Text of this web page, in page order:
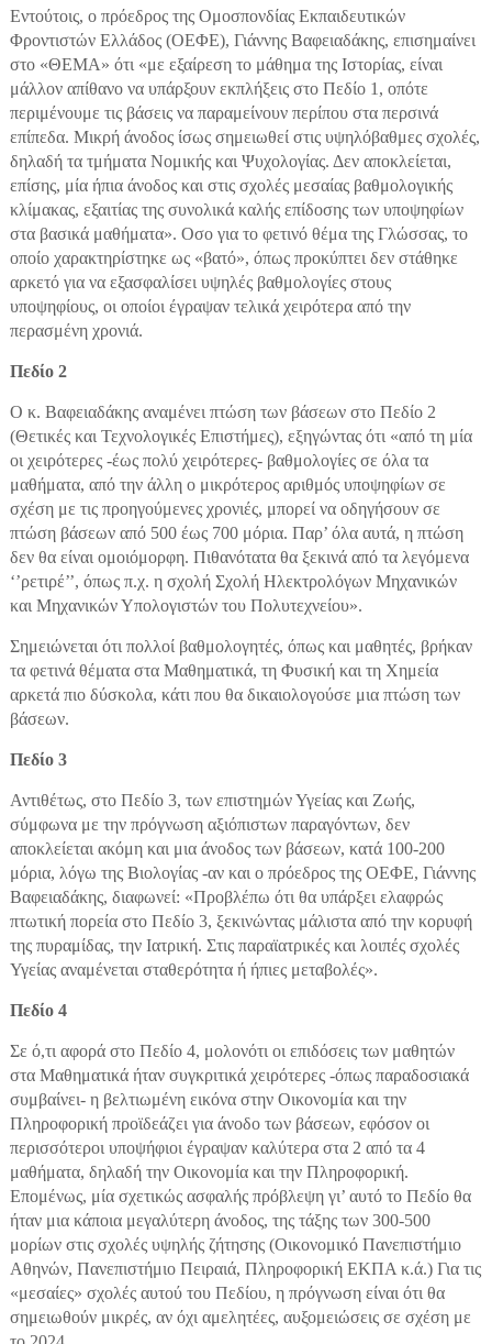
Εντούτοις, ο πρόεδρος της Ομοσπονδίας Εκπαιδευτικών
Φροντιστών Ελλάδος (ΟΕΦΕ), Γιάννης Βαφειαδάκης, επισημαίνει
στο «ΘΕΜΑ» ότι «με εξαίρεση το μάθημα της Ιστορίας, είναι
μάλλον απίθανο να υπάρξουν εκπλήξεις στο Πεδίο 1, οπότε
περιμένουμε τις βάσεις να παραμείνουν περίπου στα περσινά
επίπεδα. Μικρή άνοδος ίσως σημειωθεί στις υψηλόβαθμες σχολές,
δηλαδή τα τμήματα Νομικής και Ψυχολογίας. Δεν αποκλείεται,
επίσης, μία ήπια άνοδος και στις σχολές μεσαίας βαθμολογικής
κλίμακας, εξαιτίας της συνολικά καλής επίδοσης των υποψηφίων
στα βασικά μαθήματα». Οσο για το φετινό θέμα της Γλώσσας, το
οποίο χαρακτηρίστηκε ως «βατό», όπως προκύπτει δεν στάθηκε
αρκετό για να εξασφαλίσει υψηλές βαθμολογίες στους
υποψηφίους, οι οποίοι έγραψαν τελικά χειρότερα από την
περασμένη χρονιά.
Πεδίο 2
Ο κ. Βαφειαδάκης αναμένει πτώση των βάσεων στο Πεδίο 2
(Θετικές και Τεχνολογικές Επιστήμες), εξηγώντας ότι «από τη μία
οι χειρότερες -έως πολύ χειρότερες- βαθμολογίες σε όλα τα
μαθήματα, από την άλλη ο μικρότερος αριθμός υποψηφίων σε
σχέση με τις προηγούμενες χρονιές, μπορεί να οδηγήσουν σε
πτώση βάσεων από 500 έως 700 μόρια. Παρ’ όλα αυτά, η πτώση
δεν θα είναι ομοιόμορφη. Πιθανότατα θα ξεκινά από τα λεγόμενα
‘’ρετιρέ’’, όπως π.χ. η σχολή Σχολή Ηλεκτρολόγων Μηχανικών
και Μηχανικών Υπολογιστών του Πολυτεχνείου».
Σημειώνεται ότι πολλοί βαθμολογητές, όπως και μαθητές, βρήκαν
τα φετινά θέματα στα Μαθηματικά, τη Φυσική και τη Χημεία
αρκετά πιο δύσκολα, κάτι που θα δικαιολογούσε μια πτώση των
βάσεων.
Πεδίο 3
Αντιθέτως, στο Πεδίο 3, των επιστημών Υγείας και Ζωής,
σύμφωνα με την πρόγνωση αξιόπιστων παραγόντων, δεν
αποκλείεται ακόμη και μια άνοδος των βάσεων, κατά 100-200
μόρια, λόγω της Βιολογίας -αν και ο πρόεδρος της ΟΕΦΕ, Γιάννης
Βαφειαδάκης, διαφωνεί: «Προβλέπω ότι θα υπάρξει ελαφρώς
πτωτική πορεία στο Πεδίο 3, ξεκινώντας μάλιστα από την κορυφή
της πυραμίδας, την Ιατρική. Στις παραϊατρικές και λοιπές σχολές
Υγείας αναμένεται σταθερότητα ή ήπιες μεταβολές».
Πεδίο 4
Σε ό,τι αφορά στο Πεδίο 4, μολονότι οι επιδόσεις των μαθητών
στα Μαθηματικά ήταν συγκριτικά χειρότερες -όπως παραδοσιακά
συμβαίνει- η βελτιωμένη εικόνα στην Οικονομία και την
Πληροφορική προϊδεάζει για άνοδο των βάσεων, εφόσον οι
περισσότεροι υποψήφιοι έγραψαν καλύτερα στα 2 από τα 4
μαθήματα, δηλαδή την Οικονομία και την Πληροφορική.
Επομένως, μία σχετικώς ασφαλής πρόβλεψη γι’ αυτό το Πεδίο θα
ήταν μια κάποια μεγαλύτερη άνοδος, της τάξης των 300-500
μορίων στις σχολές υψηλής ζήτησης (Οικονομικό Πανεπιστήμιο
Αθηνών, Πανεπιστήμιο Πειραιά, Πληροφορική ΕΚΠΑ κ.ά.) Για τις
«μεσαίες» σχολές αυτού του Πεδίου, η πρόγνωση είναι ότι θα
σημειωθούν μικρές, αν όχι αμελητέες, αυξομειώσεις σε σχέση με